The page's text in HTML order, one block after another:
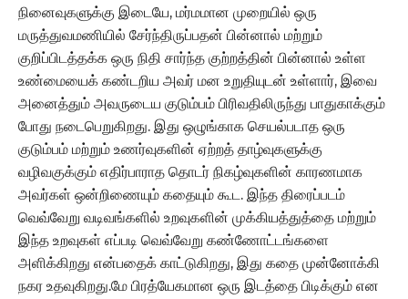
நினைவுகளுக்கு இடையே, மர்மமான முறையில் ஒரு
மருத்துவமணியில் சேர்ந்திருப்பதன் பின்னால் மற்றும்
குறிப்பிடத்தக்க ஒரு நிதி சார்ந்த குற்றத்தின் பின்னால் உள்ள
உண்மையைக் கண்டறிய அவர் மன உறுதியுடன் உள்ளார், இவை
அனைத்தும் அவருடைய குடும்பம் பிரிவதிலிருந்து பாதுகாக்கும்
போது நடைபெறுகிறது. இது ஒழுங்காக செயல்படாத ஒரு
குடும்பம் மற்றும் உணர்வுகளின் ஏற்றத் தாழ்வுகளுக்கு
வழிவகுக்கும் எதிர்பாராத தொடர் நிகழ்வுகளின் காரணமாக
அவர்கள் ஒன்றிணையும் கதையும் கூட. இந்த திரைப்படம்
வெவ்வேறு வடிவங்களில் உறவுகளின் முக்கியத்துத்தை மற்றும்
இந்த உறவுகள் எப்படி வெவ்வேறு கண்ணோட்டங்களை
அளிக்கிறது என்பதைக் காட்டுகிறது, இது கதை முன்னோக்கி
நகர உதவுகிறது.மே பிரத்யேகமான ஒரு இடத்தை பிடிக்கும் என